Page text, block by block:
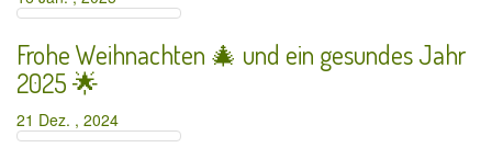
Frohe Weihnachten 🎄 und ein gesundes Jahr
2025 🌟
21 Dez. , 2024